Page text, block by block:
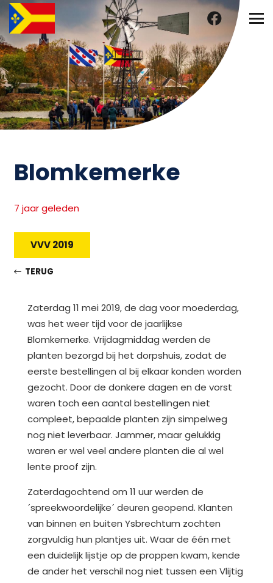
Blomkemerke
7 jaar geleden
VVV 2019
TERUG
Zaterdag 11 mei 2019, de dag voor moederdag,
was het weer tijd voor de jaarlijkse
Blomkemerke. Vrijdagmiddag werden de
planten bezorgd bij het dorpshuis, zodat de
eerste bestellingen al bij elkaar konden worden
gezocht. Door de donkere dagen en de vorst
waren toch een aantal bestellingen niet
compleet, bepaalde planten zijn simpelweg
nog niet leverbaar. Jammer, maar gelukkig
waren er wel veel andere planten die al wel
lente proof zijn.
Zaterdagochtend om 11 uur werden de
´spreekwoordelijke´ deuren geopend. Klanten
van binnen en buiten Ysbrechtum zochten
zorgvuldig hun plantjes uit. Waar de één met
een duidelijk lijstje op de proppen kwam, kende
de ander het verschil nog niet tussen een Vlijtig